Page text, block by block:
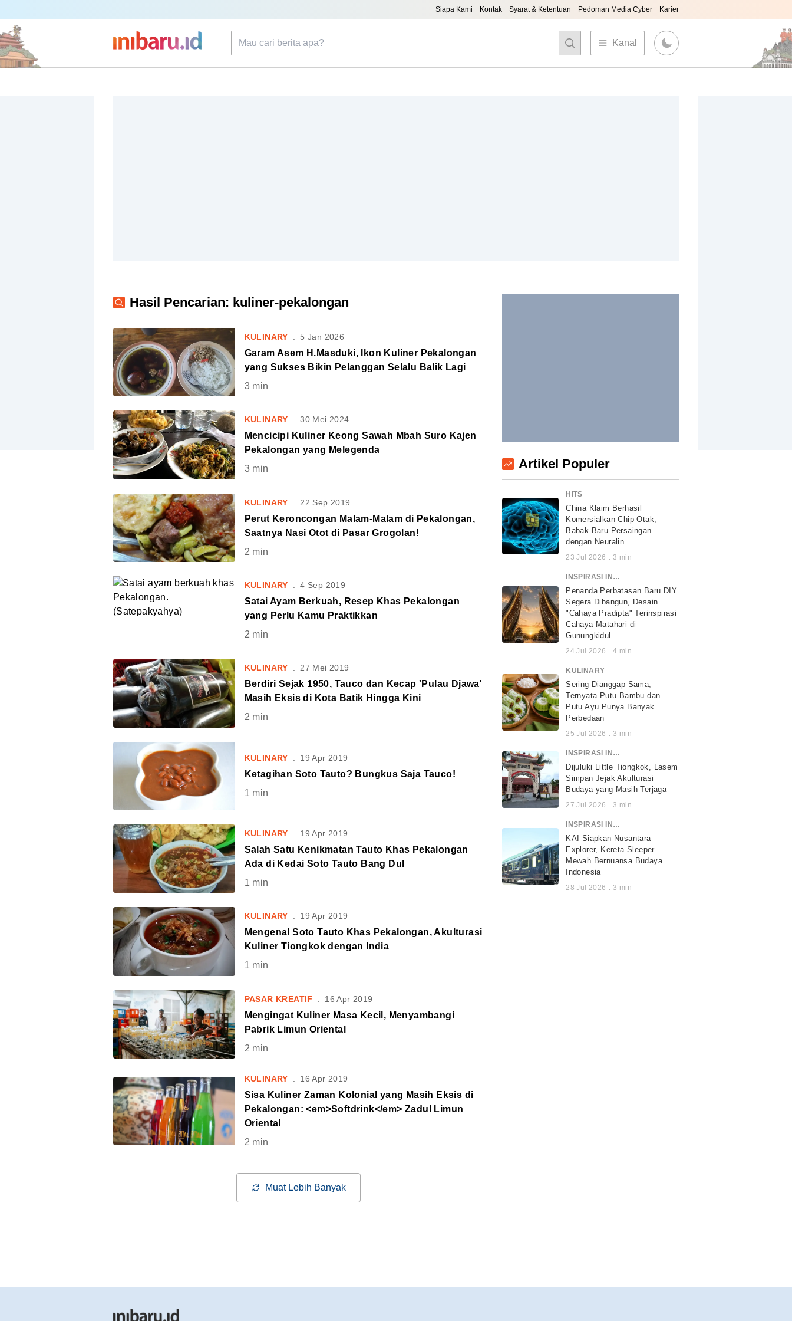
Siapa Kami Kontak Syarat & Ketentuan Pedoman Media Cyber Karier
Kanal
Hasil Pencarian: kuliner-pekalongan
KULINARY 5 Jan 2026
Garam Asem H.Masduki, Ikon Kuliner Pekalongan
yang Sukses Bikin Pelanggan Selalu Balik Lagi
3min
KULINARY . 30 Mei 2024
Mencicipi Kuliner Keong Sawah Mbah Suro Kajen
Pekalongan yang Melegenda
3min
KULINARY 22 Sep 2019
Perut Keroncongan Malam-Malam di Pekalongan,
Saatnya Nasi Otot di Pasar Grogolan!
2 min
KULINARY 4 Sep 2019
Satai Ayam Berkuah, Resep Khas Pekalongan
yang Perlu Kamu Praktikkan
2 min
KULINARY . 27 Mei 2019
Berdiri Sejak 1950, Tauco dan Kecap 'Pulau Djawa'
Masih Eksis di Kota Batik Hingga Kini
2 min
KULINARY 19 Apr 2019
Ketagihan Soto Tauto? Bungkus Saja Tauco!
1 min
KULINARY 19 Apr 2019
Salah Satu Kenikmatan Tauto Khas Pekalongan
Ada di Kedai Soto Tauto Bang Dul
1 min
KULINARY . 19 Apr 2019
Mengenal Soto Tauto Khas Pekalongan, Akulturasi
Kuliner Tiongkok dengan India
1 min
PASAR KREATIF 16 Apr 2019
Mengingat Kuliner Masa Kecil, Menyambangi
Pabrik Limun Oriental
2 min
KULINARY 16 Apr 2019
Sisa Kuliner Zaman Kolonial yang Masih Eksis di
Pekalongan: <em>Softdrink</em> Zadul Limun
Oriental
2 min
Muat Lebih Banyak
Artikel Populer
HITS
China Klaim Berhasil
Komersialkan Chip Otak,
Babak Baru Persaingan
dengan Neuralin
23 Jul 2026 . 3 min
INSPIRASI INDONESIA
Penanda Perbatasan Baru DIY
Segera Dibangun, Desain
"Cahaya Pradipta" Terinspirasi
Cahaya Matahari di
Gunungkidul
24 Jul 2026 . 4 min
KULINARY
Sering Dianggap Sama,
Ternyata Putu Bambu dan
Putu Ayu Punya Banyak
Perbedaan
25 Jul 2026 . 3 min
INSPIRASI INDONESIA
Dijuluki Little Tiongkok, Lasem
Simpan Jejak Akulturasi
Budaya yang Masih Terjaga
27 Jul 2026 . 3 min
INSPIRASI INDONESIA
KAI Siapkan Nusantara
Explorer, Kereta Sleeper
Mewah Bernuansa Budaya
Indonesia
28 Jul 2026 . 3 min